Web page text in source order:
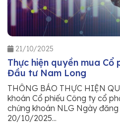
21/10/2025
Thực hiện quyền mua Cổ
Đầu tư Nam Long
THÔNG BÁO THỰC HIỆN
khoán Cổ phiếu Công ty cổ
chứng khoán NLG Ngày
20/10/2025...